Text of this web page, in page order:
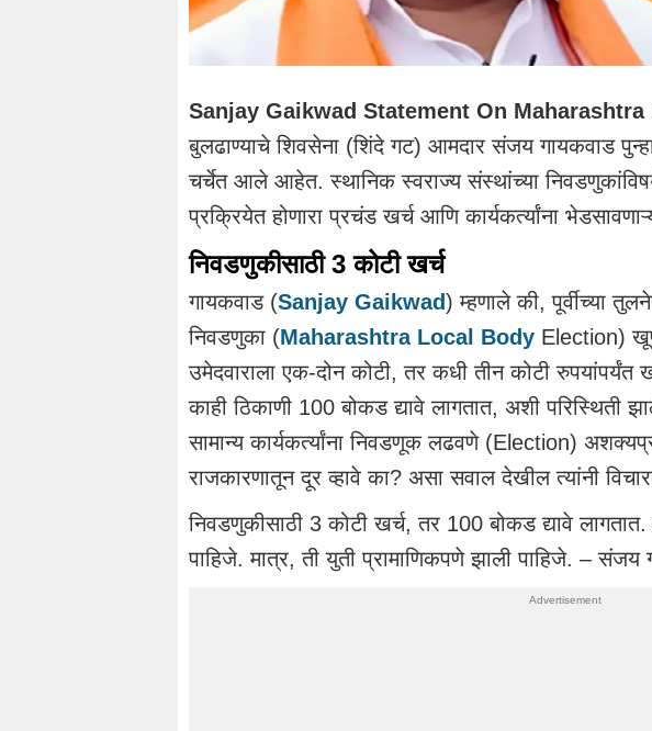
Sanjay Gaikwad Statement On
बुलढाण्याचे शिवसेना (शिंदे गट) आमदार संजय गायकवाड पुन्हा
चर्चेत आले आहेत. स्थानिक स्वराज्य संस्थांच्या
प्रक्रियेत होणारा प्रचंड खर्च आणि कार्यकर्त्यांना
निवडणुकीसाठी 3 कोटी खर्च
गायकवाड (Sanjay Gaikwad) म्हणाले की, पूर्वीच्या
निवडणुका (Maharashtra Local Body Election)
उमेदवाराला एक-दोन कोटी, तर कधी तीन कोटी रुपयांपर्यंत
काही ठिकाणी 100 बोकड द्यावे लागतात, अशी परिस्थिती
सामान्य कार्यकर्त्यांना निवडणूक लढवणे (Election)
राजकारणातून दूर व्हावे का? असा सवाल देखील त्यांनी
निवडणुकीसाठी 3 कोटी खर्च, तर 100 बोकड द्यावे
पाहिजे. मात्र, ती युती प्रामाणिकपणे झाली पाहिजे. –